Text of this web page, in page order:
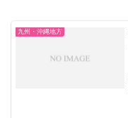
九州・沖縄地方